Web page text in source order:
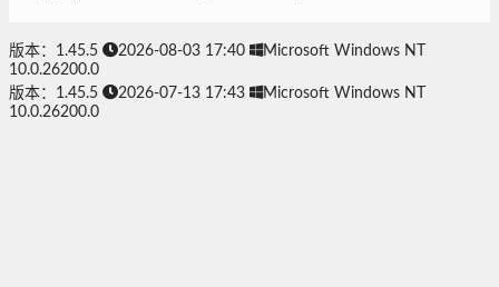
版本：1.45.5 2026-08-03 17:40
Microsoft Windows NT
10.0.26200.0
版本：1.45.5
2026-07-13 17:43
Microsoft Windows NT
10.0.26200.0